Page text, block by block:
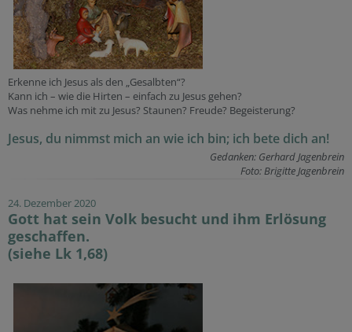
Erkenne ich Jesus als den „Gesalbten“?
Kann ich – wie die Hirten – einfach zu Jesus gehen?
Was nehme ich mit zu Jesus? Staunen? Freude? Begeisterung?
Jesus, du nimmst mich an wie ich bin; ich bete dich an!
Gedanken: Gerhard Jagenbrein
Foto: Brigitte Jagenbrein
24. Dezember 2020
Gott hat sein Volk besucht und ihm Erlösung
geschaffen.
(siehe Lk 1,68)